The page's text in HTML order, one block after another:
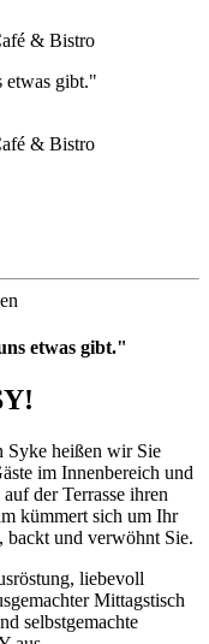
etwas gibt."
etwas gibt."
heißen wir Sie
im Innenbereich und
der Terrasse ihren
kümmert sich um Ihr
backt und verwöhnt Sie.
liebevoll
Mittagstisch
selbstgemachte